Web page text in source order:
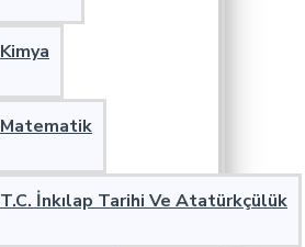
Kimya
Matematik
T.C. İnkılap Tarihi Ve Atatürkçülük